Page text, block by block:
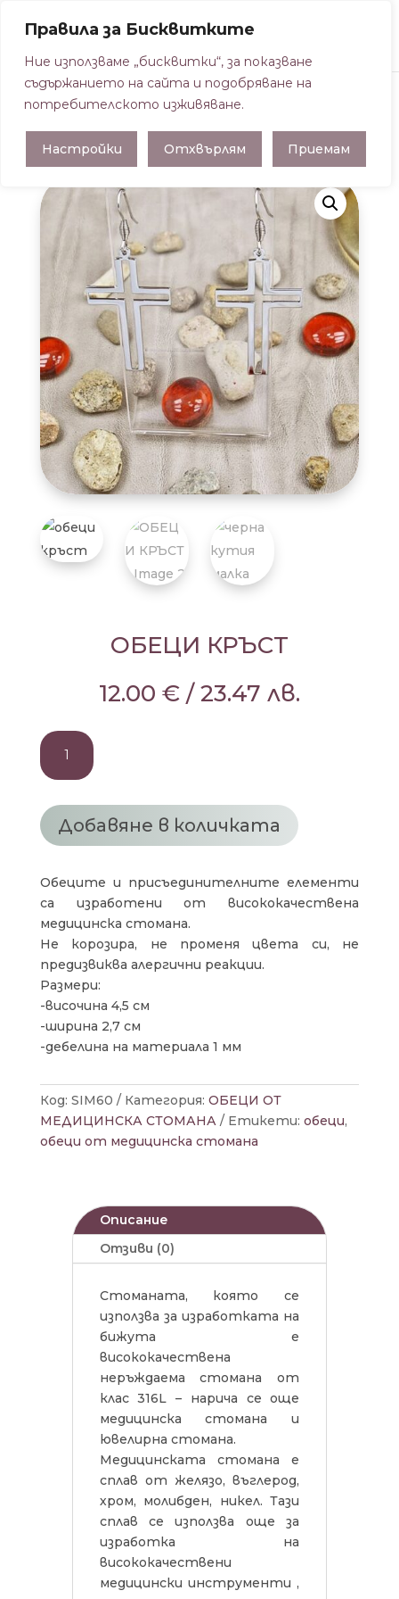
Правила за Бисквитките
Ние използваме „бисквитки“, за показване
съдържанието на сайта и подобряване на
потребителското изживяване.
Настройки Отхвърлям Приемам
Начална страница/ОБЕЦИ ОТ
МЕДИЦИНСКА СТОМАНА/ ОБЕЦИ КРЪСТ
ОБЕЦИ КРЪСТ
12.00 € /23.47 лв.
количество
за
ОБЕЦИ
КРЪСТ
Добавяне в количката
Обеците и присъединителните елементи
са изработени от висококачествена
медицинска стомана.
Не корозира, не променя цвета си, не
предизвиква алергични реакции.
Размери:
-височина 4,5 см
-ширина 2,7 см
-дебелина на материала 1 мм
Код: SIM60 Категория: ОБЕЦИ ОТ
МЕДИЦИНСКА СТОМАНА
Етикети: обеци,
обеци от медицинска стомана
Описание
Отзиви (0)
Стоманата, която се
използва за изработката на
бижута е
висококачествена
неръждаема стомана от
клас 316L – нарича се още
медицинска стомана и
ювелирна стомана.
Медицинската стомана е
сплав от желязо, въглерод,
хром, молибден, никел. Тази
сплав се използва още за
изработка на
висококачествени
медицински инструменти ,